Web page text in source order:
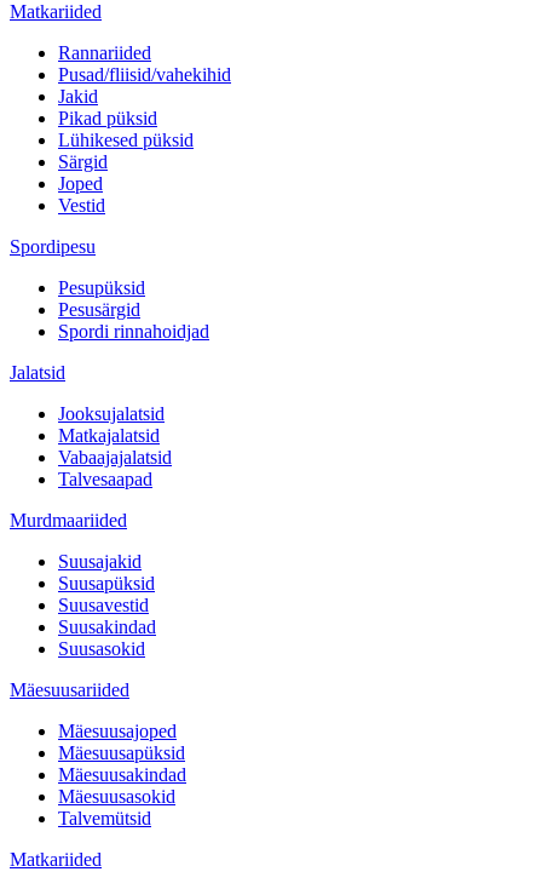
Matkariided
Rannariided
Pusad/fliisid/vahekihid
Jakid
Pikad püksid
Lühikesed püksid
Särgid
Joped
Vestid
Spordipesu
Pesupüksid
Pesusärgid
Spordi rinnahoidjad
Jalatsid
Jooksujalatsid
Matkajalatsid
Vabaajajalatsid
Talvesaapad
Murdmaariided
Suusajakid
Suusapüksid
Suusavestid
Suusakindad
Suusasokid
Mäesuusariided
Mäesuusajoped
Mäesuusapüksid
Mäesuusakindad
Mäesuusasokid
Talvemütsid
Matkariided